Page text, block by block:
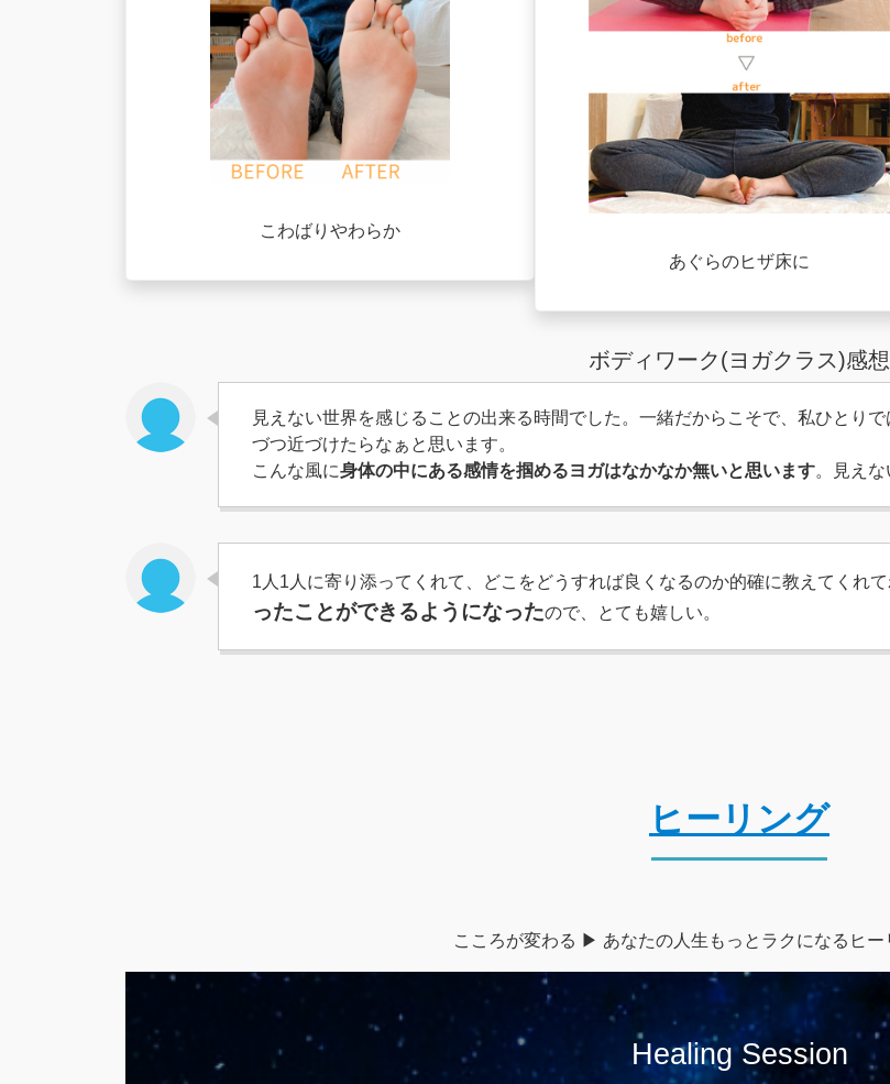
こわばりやわらか
あぐらのヒザ床に
ボディワーク(ヨガクラス)感想
見えない世界を感じることの出来る時間でした。一緒だからこそで、私ひとり
づつ近づけたらなぁと思います。
こんな風に身体の中にある感情を掴めるヨガはなかなか無いと思います。見え
1人1人に寄り添ってくれて、どこをどうすれば良くなるのか的確に教えてくれて
ったことができるようになったので、とても嬉しい。
ヒーリング
こころが変わる ▶︎ あなたの人生もっとラクになるヒー
Healing Session